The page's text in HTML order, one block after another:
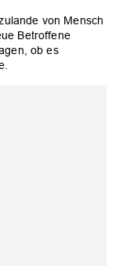
von Mensch
Betroffene
ob es